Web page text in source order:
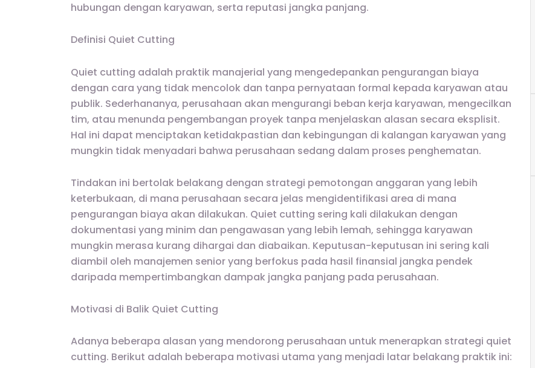
hubungan dengan karyawan, serta reputasi jangka panjang.
Definisi Quiet Cutting
Quiet cutting adalah praktik manajerial yang mengedepankan pengurangan biaya
dengan cara yang tidak mencolok dan tanpa pernyataan formal kepada karyawan atau
publik. Sederhananya, perusahaan akan mengurangi beban kerja karyawan, mengecilkan
tim, atau menunda pengembangan proyek tanpa menjelaskan alasan secara eksplisit.
Hal ini dapat menciptakan ketidakpastian dan kebingungan di kalangan karyawan yang
mungkin tidak menyadari bahwa perusahaan sedang dalam proses penghematan.
Tindakan ini bertolak belakang dengan strategi pemotongan anggaran yang lebih
keterbukaan, di mana perusahaan secara jelas mengidentifikasi area di mana
pengurangan biaya akan dilakukan. Quiet cutting sering kali dilakukan dengan
dokumentasi yang minim dan pengawasan yang lebih lemah, sehingga karyawan
mungkin merasa kurang dihargai dan diabaikan. Keputusan-keputusan ini sering kali
diambil oleh manajemen senior yang berfokus pada hasil finansial jangka pendek
daripada mempertimbangkan dampak jangka panjang pada perusahaan.
Motivasi di Balik Quiet Cutting
Adanya beberapa alasan yang mendorong perusahaan untuk menerapkan strategi quiet
cutting. Berikut adalah beberapa motivasi utama yang menjadi latar belakang praktik ini: